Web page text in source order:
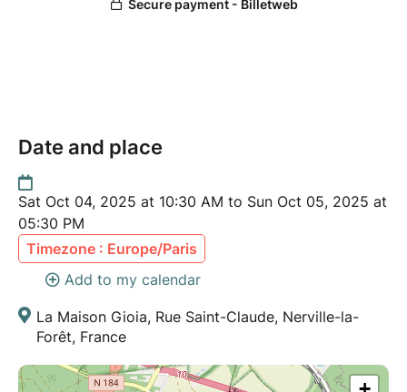
Date and place
Sat Oct 04, 2025 at 10:30 AM to Sun Oct 05, 2025 at
05:30 PM
Timezone : Europe/Paris
Add to my calendar
La Maison Gioia, Rue Saint-Claude, Nerville-la-
Forêt, France